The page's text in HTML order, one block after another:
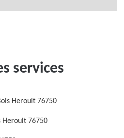
services
Heroult 76750
Heroult 76750